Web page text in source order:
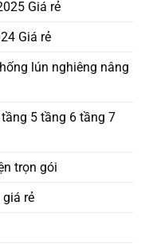
Giá rẻ
Giá rẻ
lún nghiêng nâng
5 tầng 6 tầng 7
trọn gói
rẻ